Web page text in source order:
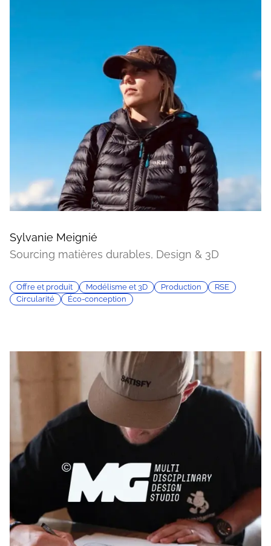
Sylvanie Meignié
Sourcing matières durables, Design & 3D
Offre et produit Modélisme et 3D Production
RSE
Circularité
Éco-conception